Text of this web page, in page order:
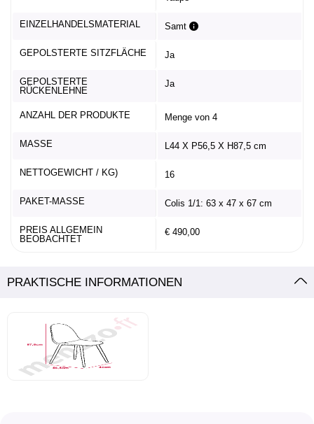
EINZELHANDELSMATERIAL Samt
GEPOLSTERTE SITZFLÄCHE Ja
GEPOLSTERTE
RÜCKENLEHNE
Ja
ANZAHL DER PRODUKTE Menge von 4
MASSE L44 X P56,5 X H87,5 cm
NETTOGEWICHT / KG) 16
PAKET-MASSE Colis 1/1: 63 x 47 x 67 cm
PREIS ALLGEMEIN
BEOBACHTET
€ 490,00
PRAKTISCHE INFORMATIONEN